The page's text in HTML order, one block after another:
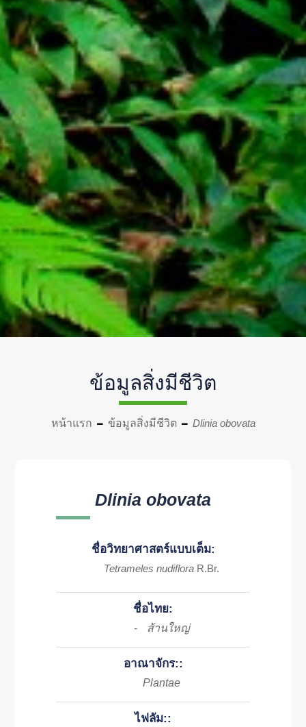
ข้อมูลสิ่งมีชีวิต
หน้าแรก ข้อมูลสิ่งมีชีวิต Dlinia obovata
Dlinia obovata
ชื่อวิทยาศาสตร์แบบเต็ม:
Tetrameles nudiflora R.Br.
ชื่อไทย:
- ส้านใหญ่
อาณาจักร::
Plantae
ไฟลัม::